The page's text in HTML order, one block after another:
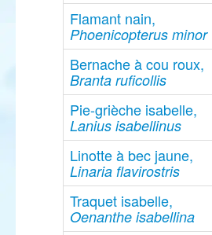
Flamant nain,
Phoenicopterus minor
Bernache à cou roux,
Branta ruficollis
Pie-grièche isabelle,
Lanius isabellinus
Linotte à bec jaune,
Linaria flavirostris
Traquet isabelle,
Oenanthe isabellina